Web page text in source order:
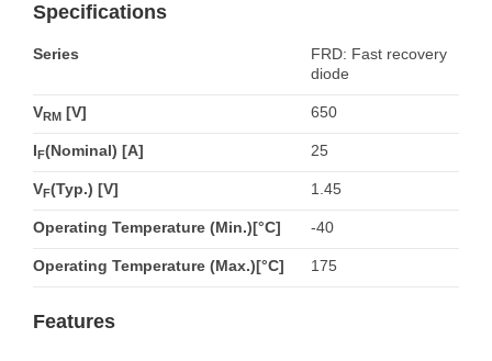
Specifications
Series
FRD: Fast recovery
diode
VRM [V] 650
IF(Nominal) [A] 25
VF(Typ.) [V] 1.45
Operating Temperature (Min.)[°C] -40
Operating Temperature (Max.)[°C] 175
Features